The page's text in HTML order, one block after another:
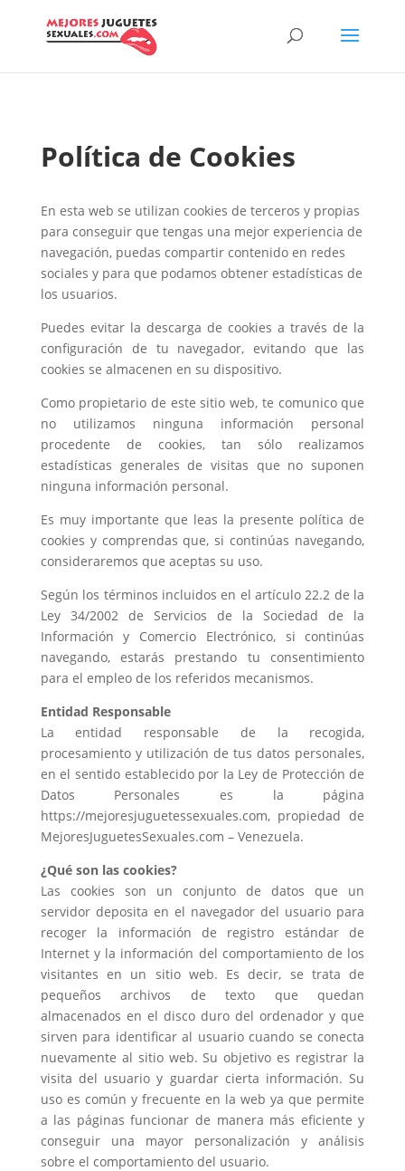
Política de Cookies
En esta web se utilizan cookies de terceros y propias
para conseguir que tengas una mejor experiencia de
navegación, puedas compartir contenido en redes
sociales y para que podamos obtener estadísticas de
los usuarios.
Puedes evitar la descarga de cookies a través de la
configuración de tu navegador, evitando que las
cookies se almacenen en su dispositivo.
Como propietario de este sitio web, te comunico que
no utilizamos ninguna información personal
procedente de cookies, tan sólo realizamos
estadísticas generales de visitas que no suponen
ninguna información personal.
Es muy importante que leas la presente política de
cookies y comprendas que, si continúas navegando,
consideraremos que aceptas su uso.
Según los términos incluidos en el artículo 22.2 de la
Ley 34/2002 de Servicios de la Sociedad de la
Información y Comercio Electrónico, si continúas
navegando, estarás prestando tu consentimiento
para el empleo de los referidos mecanismos.
Entidad Responsable
La entidad responsable de la recogida,
procesamiento y utilización de tus datos personales,
en el sentido establecido por la Ley de Protección de
Datos Personales es la página
https://mejoresjuguetessexuales.com, propiedad de
MejoresJuguetesSexuales.com – Venezuela.
¿Qué son las cookies?
Las cookies son un conjunto de datos que un
servidor deposita en el navegador del usuario para
recoger la información de registro estándar de
Internet y la información del comportamiento de los
visitantes en un sitio web. Es decir, se trata de
pequeños archivos de texto que quedan
almacenados en el disco duro del ordenador y que
sirven para identificar al usuario cuando se conecta
nuevamente al sitio web. Su objetivo es registrar la
visita del usuario y guardar cierta información. Su
uso es común y frecuente en la web ya que permite
a las páginas funcionar de manera más eficiente y
conseguir una mayor personalización y análisis
sobre el comportamiento del usuario.